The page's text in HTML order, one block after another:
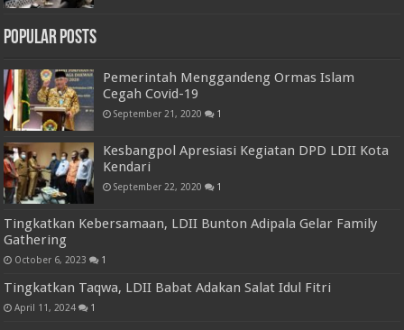
Popular Posts
Pemerintah Menggandeng Ormas Islam
Cegah Covid-19
September 21, 2020 1
Kesbangpol Apresiasi Kegiatan DPD LDII Kota
Kendari
September 22, 2020 1
Tingkatkan Kebersamaan, LDII Bunton Adipala Gelar Family
Gathering
October 6, 2023 1
Tingkatkan Taqwa, LDII Babat Adakan Salat Idul Fitri
April 11, 2024 1